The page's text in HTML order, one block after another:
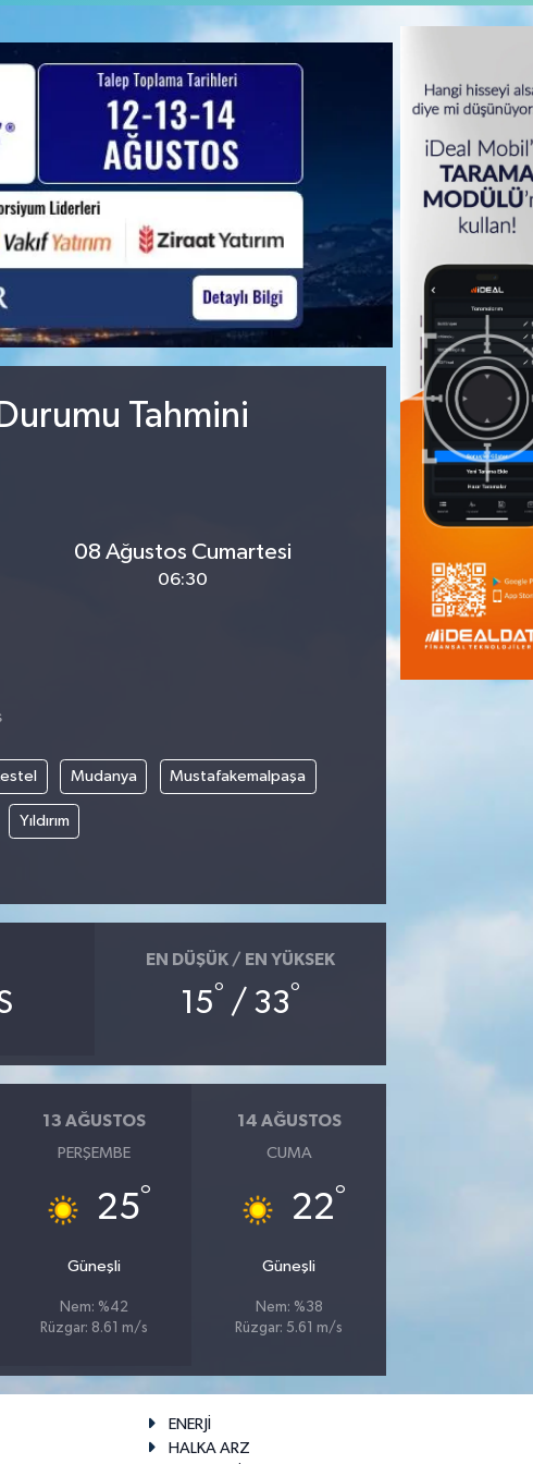
%-14
Tahmini
08 Ağustos Cumartesi
06:30
Mudanya Mustafakemalpaşa
Yıldırım
EN DÜŞÜK / EN YÜKSEK
15° / 33°
13 AĞUSTOS
PERŞEMBE
25°
Güneşli
Nem: %42
Rüzgar: 8.61 m/s
14 AĞUSTOS
CUMA
22°
Güneşli
Nem: %38
Rüzgar: 5.61 m/s
ENERJİ
HALKA ARZ